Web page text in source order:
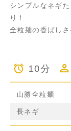
シンプルなネギ
り！
全粒麺の香ばし
10分
山勝全粒麺
長ネギ